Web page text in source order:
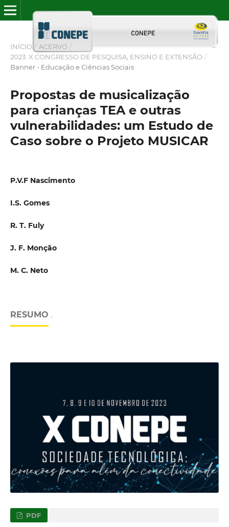
INÍCIO / ACERVO /
2023: X CONGRESSO DE PESQUISA, ENSINO E EXTENSÃO /
Banner - Educação e Ciências Sociais
Propostas de musicalização
para crianças TEA e outras
vulnerabilidades: um Estudo de
Caso sobre o Projeto MUSICAR
P.V.F Nascimento
I.S. Gomes
R. T. Fuly
J. F. Monção
M. C. Neto
RESUMO .
PDF